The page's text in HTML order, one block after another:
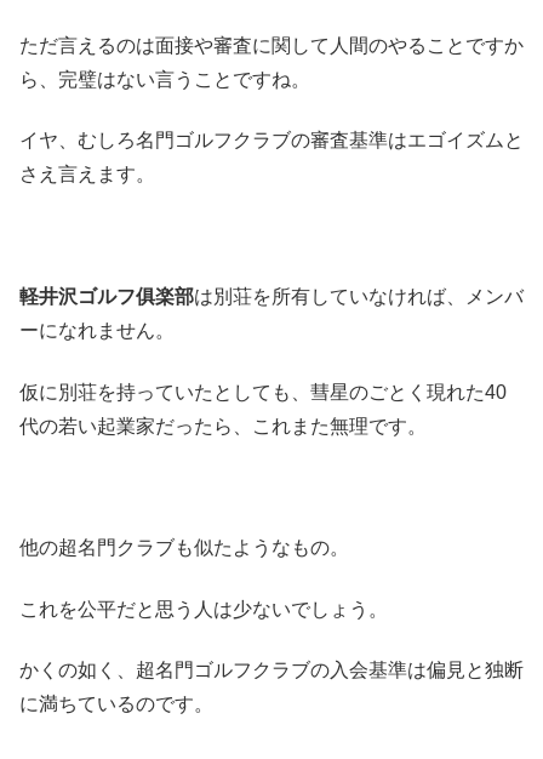
ただ言えるのは面接や審査に関して人間のやることですか
ら、完璧はない言うことですね。
イヤ、むしろ名門ゴルフクラブの審査基準はエゴイズムと
さえ言えます。
軽井沢ゴルフ俱楽部は別荘を所有していなければ、メンバ
ーになれません。
仮に別荘を持っていたとしても、彗星のごとく現れた40
代の若い起業家だったら、これまた無理です。
他の超名門クラブも似たようなもの。
これを公平だと思う人は少ないでしょう。
かくの如く、超名門ゴルフクラブの入会基準は偏見と独断
に満ちているのです。